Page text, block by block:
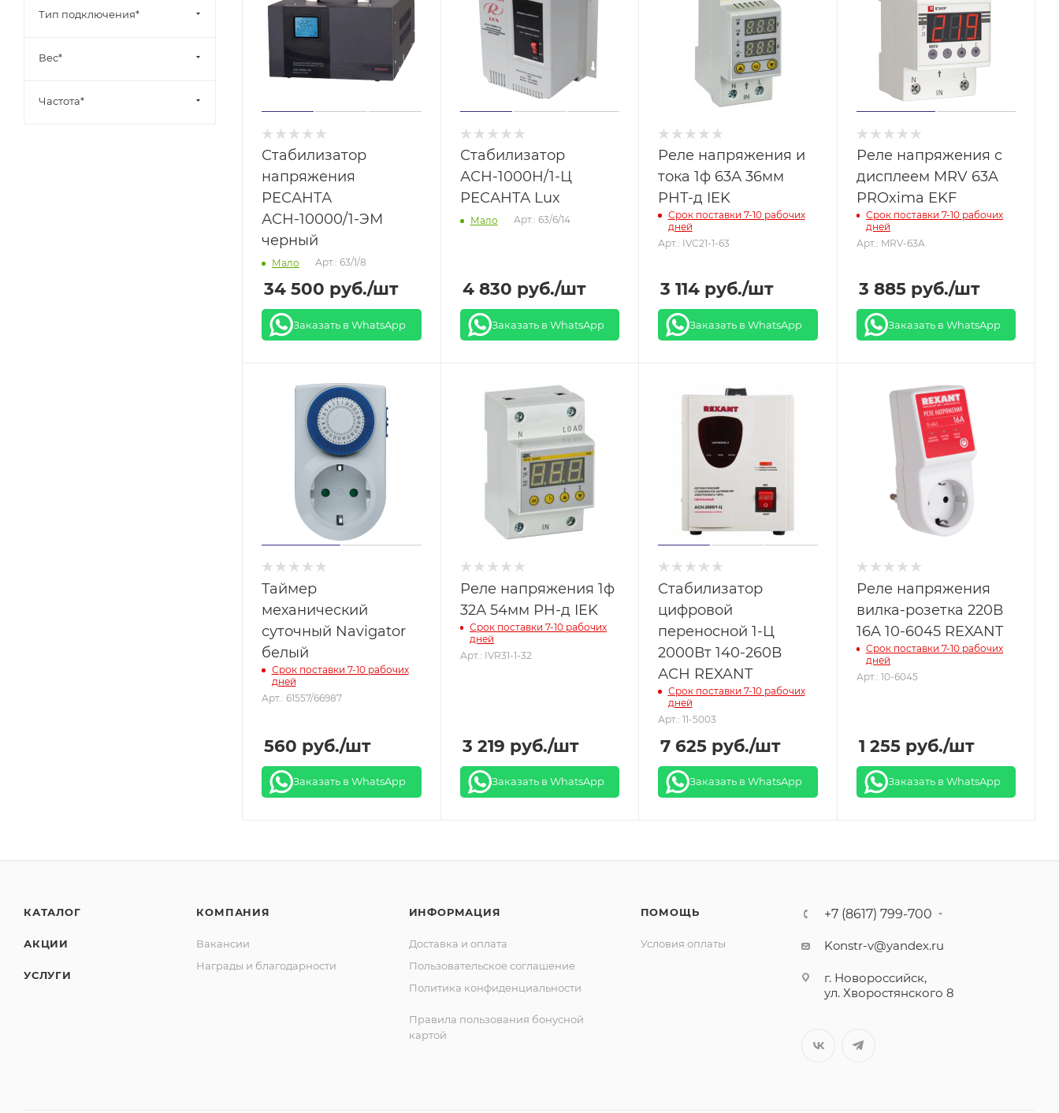
Стабилизатор
напряжения
РЕСАНТА
АСН-10000/1-ЭМ
черный
Мало Арт.: 63/1/8
34 500 руб./шт
Заказать в WhatsApp
Стабилизатор
АСН-1000Н/1-Ц
РЕСАНТА Lux
Мало Арт.: 63/6/14
4 830 руб./шт
Заказать в WhatsApp
Реле напряжения и
тока 1ф 63А 36мм
РНТ-д IEK
Срок поставки 7-10 рабочих
дней
Арт.: IVC21-1-63
3 114 руб./шт
Заказать в WhatsApp
Реле напряжения с
дисплеем MRV 63A
PROxima EKF
Срок поставки 7-10 рабочих
дней
Арт.: MRV-63A
3 885руб./шт
Заказать в WhatsApp
Таймер
механический
суточный Navigator
белый
Срок поставки 7-10 рабочих
дней
Арт.: 61557/66987
560 руб./шт
Заказать в WhatsApp
Реле напряжения 1ф
32А 54мм РН-д IEK
Срок поставки 7-10 рабочих
дней
Арт.: IVR31-1-32
3 219 руб./шт
Заказать в WhatsApp
Стабилизатор
цифровой
переносной 1-Ц
2000Вт 140-260В
АСН REXANT
Срок поставки 7-10 рабочих
дней
Арт.: 11-5003
7 625 руб./шт
Заказать в WhatsApp
Реле напряжения
вилка-розетка 220В
16A 10-6045 REXANT
Срок поставки 7-10 рабочих
дней
Арт.: 10-6045
1 255руб./шт
Заказать в WhatsApp
Тип подключения*
Вес*
Частота*
КАТАЛОГ
АКЦИИ
УСЛУГИ
КОМПАНИЯ
Вакансии
Награды и благодарности
ИНФОРМАЦИЯ
Доставка и оплата
Пользовательское соглашение
Политика конфиденциальности
Правила пользования бонусной
картой
ПОМОЩЬ
Условия оплаты
+7 (8617) 799-700
Konstr-v@yandex.ru
г. Новороссийск,
ул. Хворостянского 8